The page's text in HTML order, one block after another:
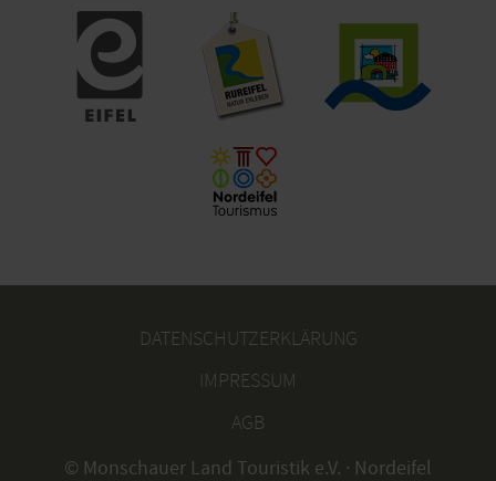
DATENSCHUTZERKLÄRUNG
IMPRESSUM
AGB
© Monschauer Land Touristik e.V. · Nordeifel